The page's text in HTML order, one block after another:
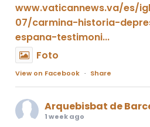
www.vaticannews.va/es/
07/carmina-historia-
espana-testimoni...
Foto
View on Facebook · Share
Arquebisbat de
1 week ago